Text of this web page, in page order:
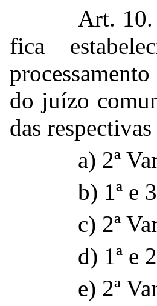
Art. 10.
fica
do juízo
das
a) 2ª
b) 1ª e
c) 2ª
d) 1ª e
e) 2ª